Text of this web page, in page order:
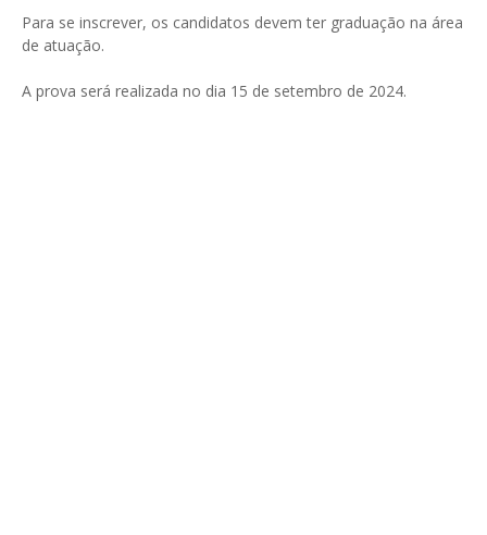
Para se inscrever, os candidatos devem ter graduação na área
de atuação.
A prova será realizada no dia 15 de setembro de 2024.